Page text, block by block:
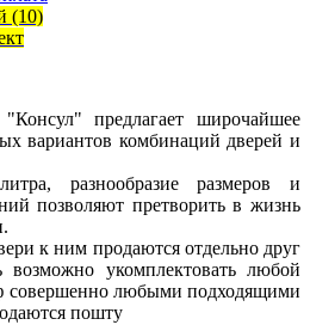
(10)
предлагает широчайшее
вариантов комбинаций дверей и
разнообразие размеров и
позволяют претворить в жизнь
к ним продаются отдельно друг
возможно укомплектовать любой
совершенно любыми подходящими
пошту